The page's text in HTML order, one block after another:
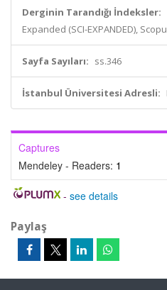
Derginin Tarandığı İndeksler:
Expanded (SCI-EXPANDED),
Sayfa Sayıları: ss.346
İstanbul Üniversitesi Adresli:
Captures
Mendeley - Readers: 1
- see details
Paylaş